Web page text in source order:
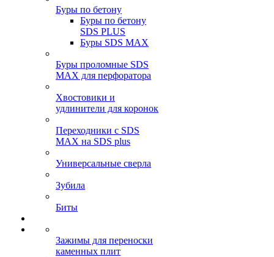
Буры по бетону
Буры по бетону
SDS PLUS
Буры SDS MAX
Буры проломные SDS
MAX для перфоратора
Хвостовики и
удлинители для коронок
Переходники с SDS
MAX на SDS plus
Универсальные сверла
Зубила
Биты
Зажимы для переноски
каменных плит